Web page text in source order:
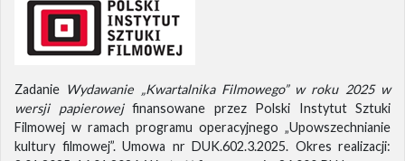
Zadanie Wydawanie „Kwartalnika Filmowego” w roku 2025 w
wersji papierowejfinansowane przez Polski Instytut Sztuki
Filmowej w ramach programu operacyjnego „Upowszechnianie
kultury filmowej”. Umowa nr DUK.602.3.2025. Okres realizacji: